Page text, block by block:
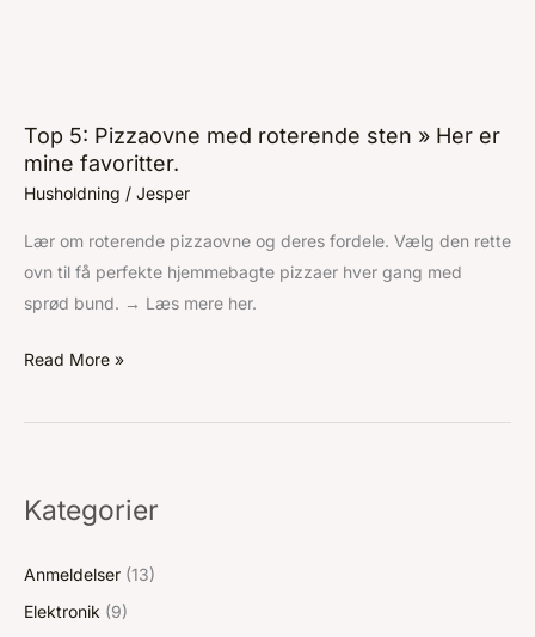
Top 5: Pizzaovne med roterende sten » Her er
mine favoritter.
Husholdning / Jesper
Lær om roterende pizzaovne og deres fordele. Vælg den rette
ovn til få perfekte hjemmebagte pizzaer hver gang med
sprød bund. → Læs mere her.
favoritter.
Read More »
Kategorier
Anmeldelser (13)
Elektronik (9)